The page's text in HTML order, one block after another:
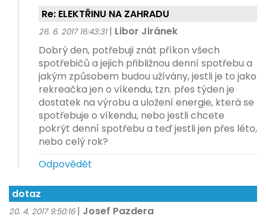
Re: ELEKTŘINU NA ZAHRADU
26. 6. 2017 16:43:31 | Libor Jiránek
Dobrý den, potřebuji znát příkon všech
spotřebičů a jejich přibližnou denní spotřebu a
jakým způsobem budou užívány, jestli je to jako
rekreačka jen o víkendu, tzn. přes týden je
dostatek na výrobu a uložení energie, která se
spotřebuje o víkendu, nebo jestli chcete
pokrýt denní spotřebu a teď jestli jen přes léto,
nebo celý rok?
Odpovědět
dotaz
20. 4. 2017 9:50:16 | Josef Pazdera